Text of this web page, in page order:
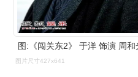
图:《闯关东2》 于洋 饰演 周和
图片尺寸427x641